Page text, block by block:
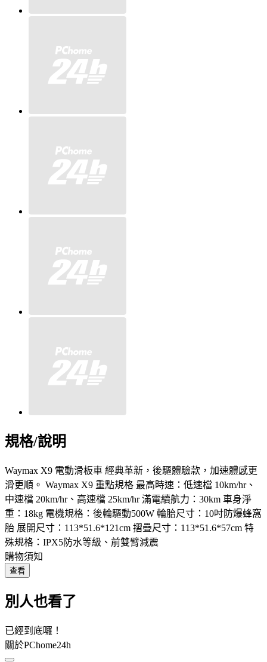
規格/說明
Waymax X9 電動滑板車 經典革新，後驅體驗款，加速體感更
滑更順。 Waymax X9 重點規格 最高時速：低速檔 10km/hr、
中速檔 20km/hr、高速檔 25km/hr 滿電續航力：30km 車身淨
重：18kg 電機規格：後輪驅動500W 輪胎尺寸：10吋防爆蜂窩
胎 展開尺寸：113*51.6*121cm 摺疊尺寸：113*51.6*57cm 特
殊規格：IPX5防水等級、前雙臂減震
購物須知
查看
別人也看了
已經到底囉！
關於PChome24h